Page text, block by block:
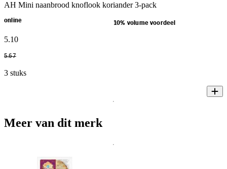
AH Mini naanbrood knoflook koriander 3-pack
online 10% volume voordeel
5.10
5.67
3 stuks
Meer van dit merk